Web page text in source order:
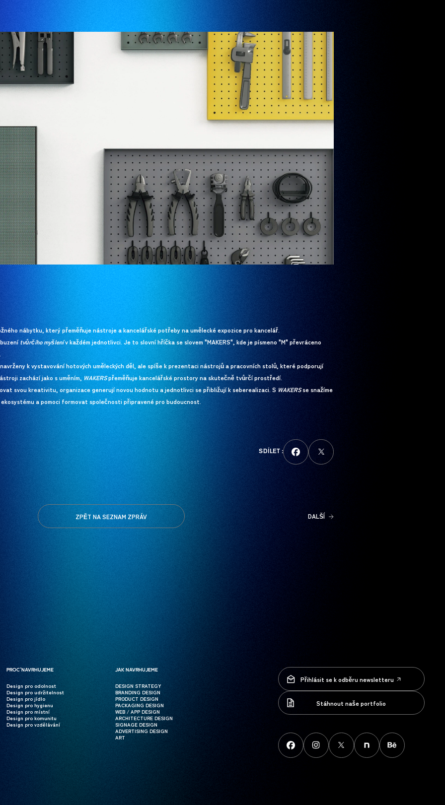
nábytku, který přeměňuje nástroje a kancelářské potřeby na umělecké expozice pro kancelář.
tvůrčího myšlenív každém jednotlivci. Je to slovní hříčka se slovem "MAKERS", kde je písmeno "M" převráceno
k vystavování hotových uměleckých děl, ale spíše k prezentaci nástrojů a pracovních stolů, které podporují
zachází jako s uměním, WAKERSpřeměňuje kancelářské prostory na skutečně tvůrčí prostředí.
svou kreativitu, organizace generují novou hodnotu a jednotlivci se přibližují k seberealizaci. S WAKERSse snažíme
a pomoci formovat společnosti připravené pro budoucnost.
SDÍLET :
ZPĚT NA SEZNAM ZPRÁV DALŠÍ
PROČ NAVRHUJEME
PROČ NAVRHUJEME
Design pro odolnost
Design pro odolnost
Design pro udržitelnost
Design pro udržitelnost
Design pro jídlo
Design pro jídlo
Design pro hygienu
Design pro hygienu
Design pro místní
Design pro místní
Design pro komunitu
Design pro komunitu
Design pro vzdělávání
Design pro vzdělávání
JAK NAVRHUJEME
JAK NAVRHUJEME
DESIGN STRATEGY
DESIGN STRATEGY
BRANDING DESIGN
BRANDING DESIGN
PRODUCT DESIGN
PRODUCT DESIGN
PACKAGING DESIGN
PACKAGING DESIGN
WEB / APP DESIGN
WEB / APP DESIGN
ARCHITECTURE DESIGN
ARCHITECTURE DESIGN
SIGNAGE DESIGN
SIGNAGE DESIGN
ADVERTISING DESIGN
ADVERTISING DESIGN
ART
ART
Přihlásit se k odběru newsletteru
Přihlásit se k odběru newsletteru
Stáhnout naše portfolio
Stáhnout naše portfolio
FaceBook instagram X note behance